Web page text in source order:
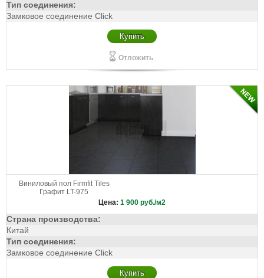
Тип соединения:
Замковое соединение Click
Купить
Отложить
Виниловый пол Firmfit Tiles
Графит LT-975
Цена: 1 900 руб./м2
Страна производства:
Китай
Тип соединения:
Замковое соединение Click
Купить